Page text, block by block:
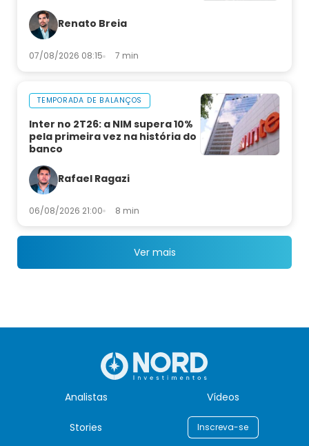
Renato Breia
07/08/2026 08:15 7 min
TEMPORADA DE BALANÇOS
Inter no 2T26: a NIM supera 10%
pela primeira vez na história do
banco
Rafael Ragazi
06/08/2026 21:00 8 min
Ver mais
Analistas Vídeos
Stories Inscreva-se